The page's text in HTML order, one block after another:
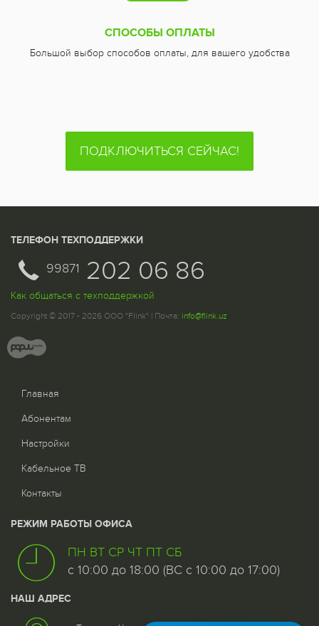
СПОСОБЫ ОПЛАТЫ
Большой выбор способов оплаты, для вашего удобства
ПОДКЛЮЧИТЬСЯ СЕЙЧАС!
ТЕЛЕФОН ТЕХПОДДЕРЖКИ
99871 202 06 86
Как общаться с техподдержкой
Copyright © 2017 - 2026 ООО "Flink" | Почта: info@flink.uz
Главная
Абонентам
Настройки
Кабельное ТВ
Контакты
РЕЖИМ РАБОТЫ ОФИСА
ПН ВТ СР ЧТ ПТ СБ
с 10:00 до 18:00 (ВС с 10:00 до 17:00)
НАШ АДРЕС